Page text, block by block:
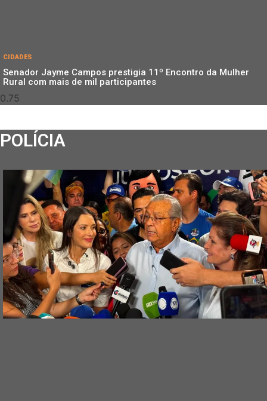
CIDADES
Senador Jayme Campos prestigia 11º Encontro da Mulher
Rural com mais de mil participantes
POLÍCIA